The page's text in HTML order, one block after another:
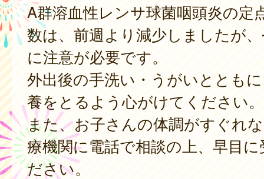
A群溶血性レンサ球菌咽頭炎の定
数は、前週より減少しましたが
に注意が必要です。
外出後の手洗い・うがいととも
養をとるよう心がけてください。
また、お子さんの体調がすぐれ
療機関に電話で相談の上、早目
ださい。